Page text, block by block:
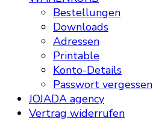
Bestellungen
Downloads
Adressen
Printable
Konto-Details
Passwort vergessen
JOJADA agency
Vertrag widerrufen